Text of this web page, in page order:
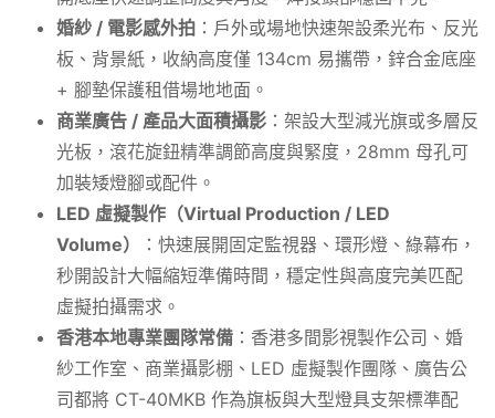
婚紗 / 電影感外拍 ：戶外或場地快速架設柔光布、反光
板、背景紙，收納高度僅 134cm 易攜帶，鋅合金底座
+ 腳墊保護租借場地地面。
商業廣告 / 產品大面積攝影 ：架設大型減光旗或多層反
光板，滾花旋鈕精準調節高度與緊度，28mm 母孔可
加裝矮燈腳或配件。
LED 虛擬製作（Virtual Production / LED
Volume）
：快速展開固定監視器、環形燈、綠幕布，
秒開設計大幅縮短準備時間，穩定性與高度完美匹配
虛擬拍攝需求。
香港本地專業團隊常備 ：香港多間影視製作公司、婚
紗工作室、商業攝影棚、LED 虛擬製作團隊、廣告公
司都將 CT-40MKB 作為旗板與大型燈具支架標準配